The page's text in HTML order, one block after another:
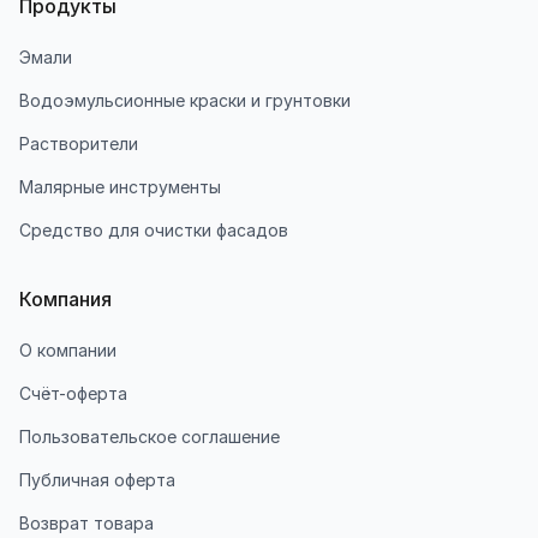
Продукты
Эмали
Водоэмульсионные краски и грунтовки
Растворители
Малярные инструменты
Средство для очистки фасадов
Компания
О компании
Счёт-оферта
Пользовательское соглашение
Публичная оферта
Возврат товара